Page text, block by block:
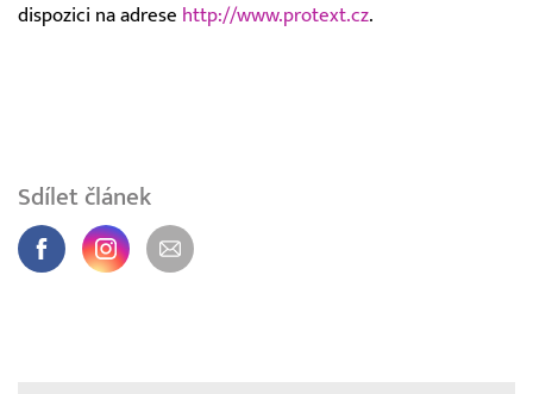
dispozici na adrese http://www.protext.cz.
Sdílet článek